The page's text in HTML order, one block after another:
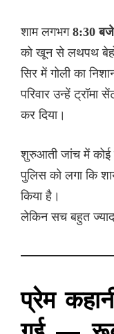
शाम लगभग 8:30 बजे
को खून से लथपथ
सिर में गोली का
परिवार उन्हें ट्रॉमा
कर दिया।
शुरुआती जांच में कोई
पुलिस को लगा कि
किया है।
लेकिन सच बहुत
प्रेम